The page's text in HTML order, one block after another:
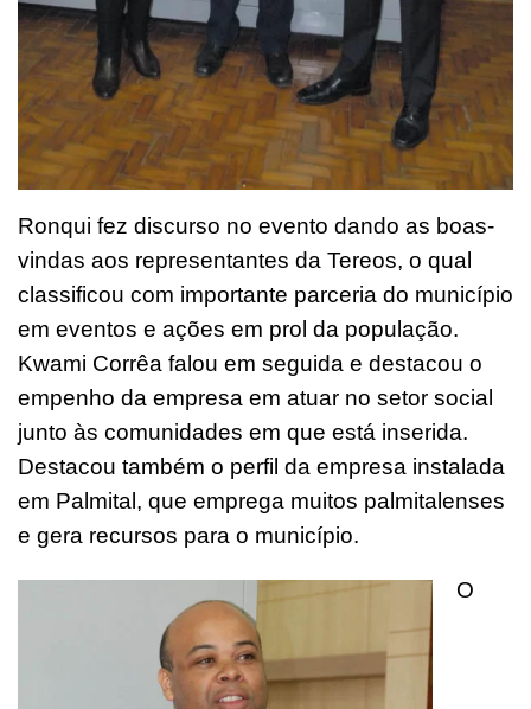
Ronqui fez discurso no evento dando as boas-
vindas aos representantes da Tereos, o qual
classificou com importante parceria do município
em eventos e ações em prol da população.
Kwami Corrêa falou em seguida e destacou o
empenho da empresa em atuar no setor social
junto às comunidades em que está inserida.
Destacou também o perfil da empresa instalada
em Palmital, que emprega muitos palmitalenses
e gera recursos para o município.
O